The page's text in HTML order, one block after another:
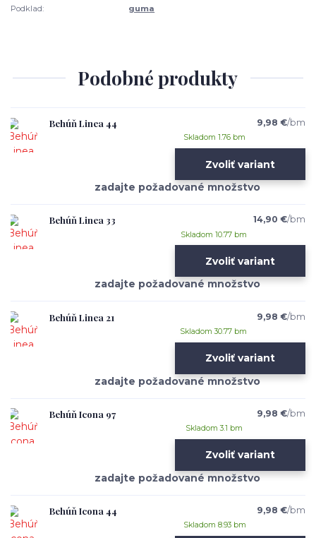
Podklad:
guma
Podobné produkty
Behúň Linea 44 9,98 €/bm
Skladom 1.76 bm
Zvoliť variant
Behúň Linea 33 14,90 €/bm
Skladom 10.77 bm
Zvoliť variant
Behúň Linea 21 9,98 €/bm
Skladom 30.77 bm
Zvoliť variant
Behúň Icona 97 9,98 €/bm
Skladom 3.1 bm
Zvoliť variant
Behúň Icona 44 9,98 €/bm
Skladom 8.93 bm